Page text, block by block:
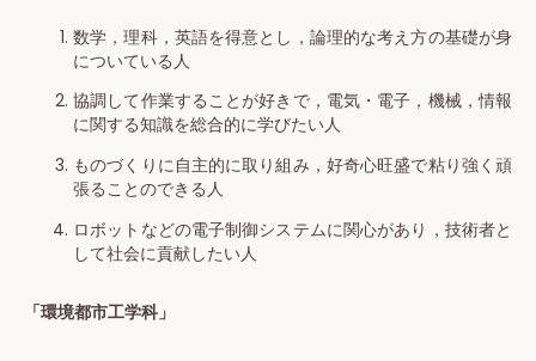
数学，理科，英語を得意とし，論理的な考え方の基礎が身
についている人
協調して作業することが好きで，電気・電子，機械，情報
に関する知識を総合的に学びたい人
ものづくりに自主的に取り組み，好奇心旺盛で粘り強く頑
張ることのできる人
ロボットなどの電子制御システムに関心があり，技術者と
して社会に貢献したい人
「環境都市工学科」